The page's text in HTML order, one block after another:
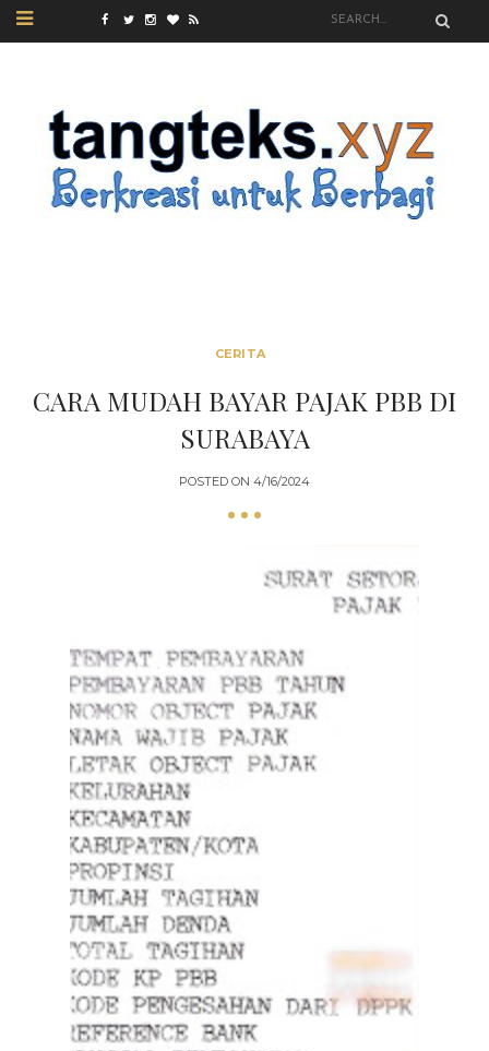
CERITA
CARA MUDAH BAYAR PAJAK PBB DI
SURABAYA
POSTED ON 4/16/2024